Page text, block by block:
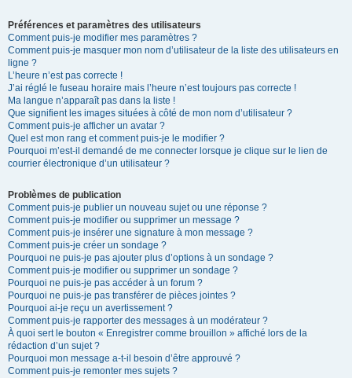
Préférences et paramètres des utilisateurs
Comment puis-je modifier mes paramètres ?
Comment puis-je masquer mon nom d’utilisateur de la liste des utilisateurs en
ligne ?
L’heure n’est pas correcte !
J’ai réglé le fuseau horaire mais l’heure n’est toujours pas correcte !
Ma langue n’apparaît pas dans la liste !
Que signifient les images situées à côté de mon nom d’utilisateur ?
Comment puis-je afficher un avatar ?
Quel est mon rang et comment puis-je le modifier ?
Pourquoi m’est-il demandé de me connecter lorsque je clique sur le lien de
courrier électronique d’un utilisateur ?
Problèmes de publication
Comment puis-je publier un nouveau sujet ou une réponse ?
Comment puis-je modifier ou supprimer un message ?
Comment puis-je insérer une signature à mon message ?
Comment puis-je créer un sondage ?
Pourquoi ne puis-je pas ajouter plus d’options à un sondage ?
Comment puis-je modifier ou supprimer un sondage ?
Pourquoi ne puis-je pas accéder à un forum ?
Pourquoi ne puis-je pas transférer de pièces jointes ?
Pourquoi ai-je reçu un avertissement ?
Comment puis-je rapporter des messages à un modérateur ?
À quoi sert le bouton « Enregistrer comme brouillon » affiché lors de la
rédaction d’un sujet ?
Pourquoi mon message a-t-il besoin d’être approuvé ?
Comment puis-je remonter mes sujets ?